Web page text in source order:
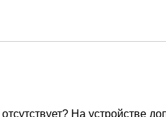
отсутствует? На устройстве